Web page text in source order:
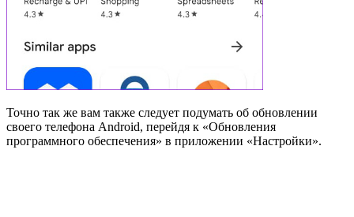
Точно так же вам также следует подумать об обновлении
своего телефона Android, перейдя к «Обновления
программного обеспечения» в приложении «Настройки».